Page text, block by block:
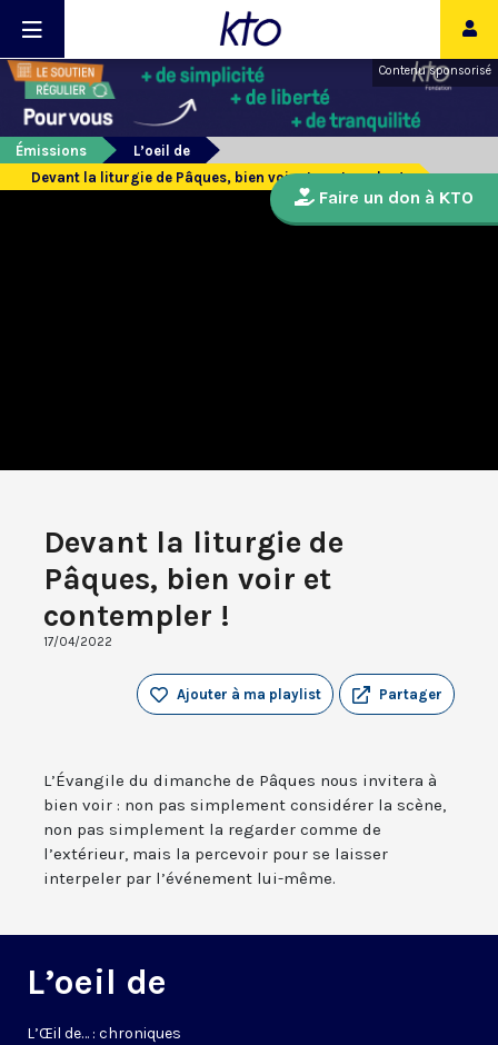
Contenu sponsorisé
Émissions
L’oeil de
Devant la liturgie de Pâques, bien voir et contempler !
Devant la liturgie de
Pâques, bien voir et
contempler !
17/04/2022
Partager
Ajouter à ma playlist
L’Évangile du dimanche de Pâques nous invitera à
bien voir : non pas simplement considérer la scène,
non pas simplement la regarder comme de
l’extérieur, mais la percevoir pour se laisser
interpeler par l’événement lui-même.
L’oeil de
L’Œil de… : chroniques
Faire un don à KTO